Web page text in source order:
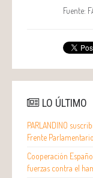
Fuente:
LO ÚLTIMO
PARLANDINO
Frente
Cooperación
fuerzas contra el